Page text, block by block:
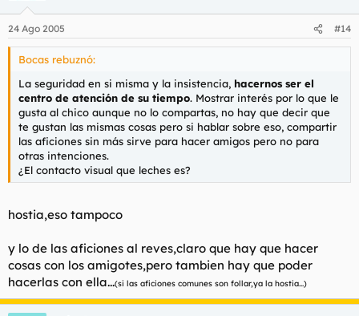
24 Ago 2005 #14
Bocas rebuznó:
La seguridad en si misma y la insistencia, hacernos ser el
centro de atención de su tiempo. Mostrar interés por lo que le
gusta al chico aunque no lo compartas, no hay que decir que
te gustan las mismas cosas pero si hablar sobre eso, compartir
las aficiones sin más sirve para hacer amigos pero no para
otras intenciones.
¿El contacto visual que leches es?
hostia,eso tampoco
y lo de las aficiones al reves,claro que hay que hacer
cosas con los amigotes,pero tambien hay que poder
hacerlas con ella...(si las aficiones comunes son follar,ya la hostia...)